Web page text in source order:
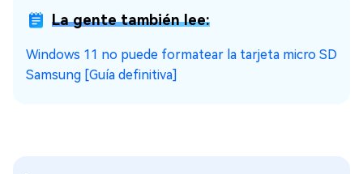
La gente también lee:
Windows 11 no puede formatear la tarjeta micro SD
Samsung [Guía definitiva]